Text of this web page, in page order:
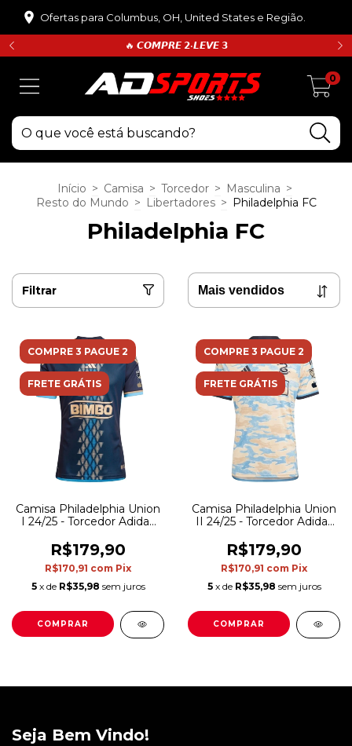
Ofertas para Columbus, OH, United States e Região.
🔥 𝘾𝙊𝙈𝙋𝙍𝙀 𝟮•𝙇𝙀𝙑𝙀 𝟯
0
Início > Camisa > Torcedor > Masculina >
Resto do Mundo > Libertadores > Philadelphia FC
Philadelphia FC
Filtrar
COMPRE 3 PAGUE 2
FRETE GRÁTIS
Camisa Philadelphia Union
I 24/25 - Torcedor Adidas
detalhes em dourado
R$179,90
R$170,91 com Pix
5 x de R$35,98 sem juros
COMPRAR
COMPRE 3 PAGUE 2
FRETE GRÁTIS
Camisa Philadelphia Union
II 24/25 - Torcedor Adidas
detalhes em azul
R$179,90
R$170,91 com Pix
5 x de R$35,98 sem juros
COMPRAR
Seja Bem Vindo!